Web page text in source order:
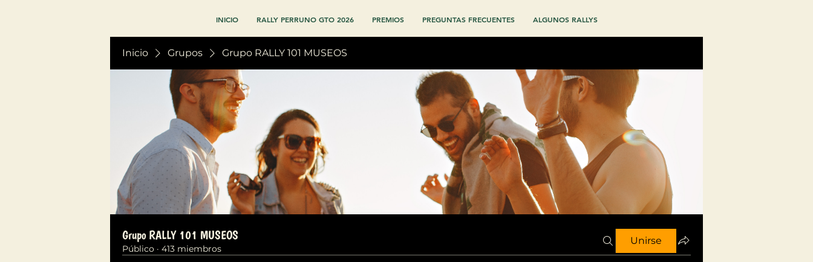
INICIO RALLY PERRUNO GTO 2026 PREMIOS PREGUNTAS FRECUENTES ALGUNOS RALLYS
Inicio Grupos Grupo RALLY 101 MUSEOS
Grupo RALLY 101 MUSEOS
Público · 413 miembros
Unirse